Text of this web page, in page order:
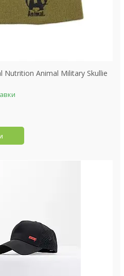
Nutrition Animal Military Skullie